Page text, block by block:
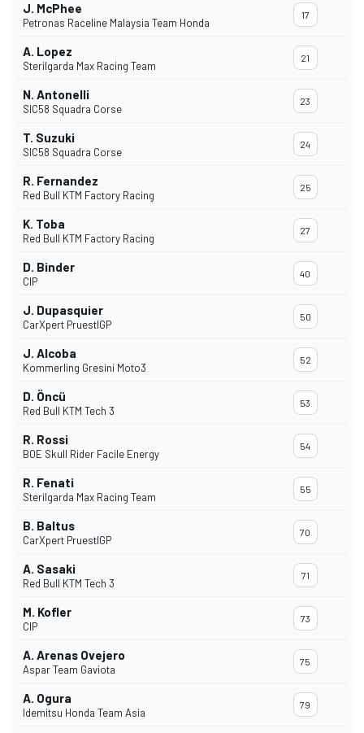
J. McPhee
Petronas Raceline Malaysia Team Honda
17
A. Lopez
Sterilgarda Max Racing Team
21
N. Antonelli
SIC58 Squadra Corse
23
T. Suzuki
SIC58 Squadra Corse
24
R. Fernandez
Red Bull KTM Factory Racing
25
K. Toba
Red Bull KTM Factory Racing
27
D. Binder
CIP
40
J. Dupasquier
CarXpert PruestlGP
50
J. Alcoba
Kommerling Gresini Moto3
52
D. Öncü
Red Bull KTM Tech 3
53
R. Rossi
BOE Skull Rider Facile Energy
54
R. Fenati
Sterilgarda Max Racing Team
55
B. Baltus
CarXpert PruestlGP
70
A. Sasaki
Red Bull KTM Tech 3
71
M. Kofler
CIP
73
A. Arenas Ovejero
Aspar Team Gaviota
75
A. Ogura
Idemitsu Honda Team Asia
79